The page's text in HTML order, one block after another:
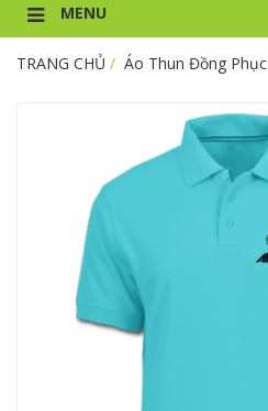
MENU
TRANG CHỦ / Áo Thun Đồng Phục